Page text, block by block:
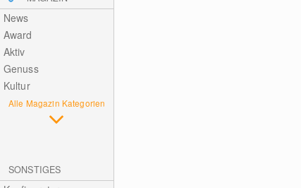
News
Award
Aktiv
Genuss
Kultur
Alle Magazin Kategorien
SONSTIGES